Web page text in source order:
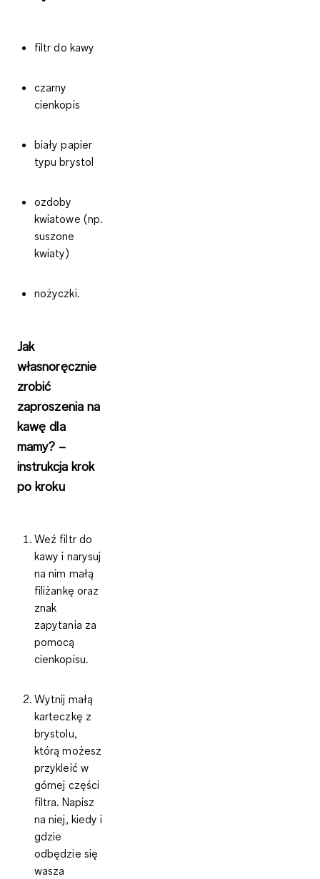
filtr do kawy
czarny
cienkopis
biały papier
typu brystol
ozdoby
kwiatowe (np.
suszone
kwiaty)
nożyczki.
Jak
własnoręcznie
zrobić
zaproszenia na
kawę dla
mamy? –
instrukcja krok
po kroku
Weź filtr do
kawy i narysuj
na nim małą
filiżankę oraz
znak
zapytania za
pomocą
cienkopisu.
Wytnij małą
karteczkę z
brystolu,
którą możesz
przykleić w
górnej części
filtra. Napisz
na niej, kiedy i
gdzie
odbędzie się
wasza